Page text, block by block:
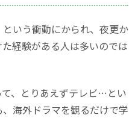
という衝動にかられ、夜更か
経験がある人は多いのでは
、とりあえずテレビ…とい
海外ドラマを観るだけで学